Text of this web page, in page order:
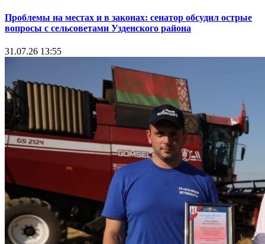
Проблемы на местах и в законах: сенатор обсудил острые
вопросы с сельсоветами Узденского района
31.07.26 13:55